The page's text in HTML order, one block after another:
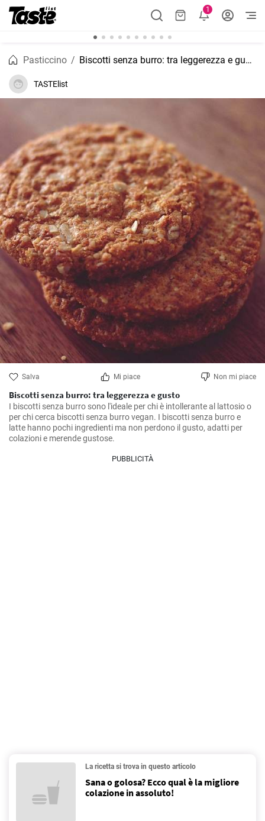
1
Pasticcino Biscotti senza burro: tra leggerezza e gusto
TASTElist
Salva Mi piace Non mi piace
Biscotti senza burro: tra leggerezza e gusto
I biscotti senza burro sono l'ideale per chi è intollerante al lattosio o
per chi cerca biscotti senza burro vegan. I biscotti senza burro e
latte hanno pochi ingredienti ma non perdono il gusto, adatti per
colazioni e merende gustose.
PUBBLICITÀ
La ricetta si trova in questo articolo
Sana o golosa? Ecco qual è la migliore
colazione in assoluto!